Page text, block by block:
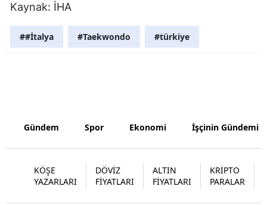
Niğde
Ordu
Rize
Sakarya
Kaynak: İHA
##İtalya #Taekwondo #türkiye
Gündem Spor Ekonomi İşçinin Gündemi
KÖŞE
YAZARLARI
DÖVİZ
FİYATLARI
ALTIN
FİYATLARI
KRİPTO
PARALAR